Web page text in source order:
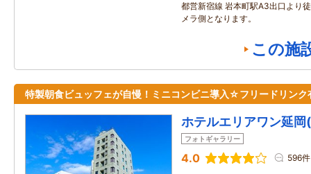
都営新宿線 岩本町駅A3出口より
メラ側となります。
この施
特製朝食ビュッフェが自慢！ミニコンビニ導入☆フリードリン
ホテルエリアワン延
フォトギャラリー
4.0 596件